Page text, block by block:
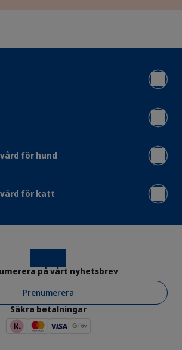
för hund
vård för katt
på vårt nyhetsbrev
Prenumerera
Säkra betalningar